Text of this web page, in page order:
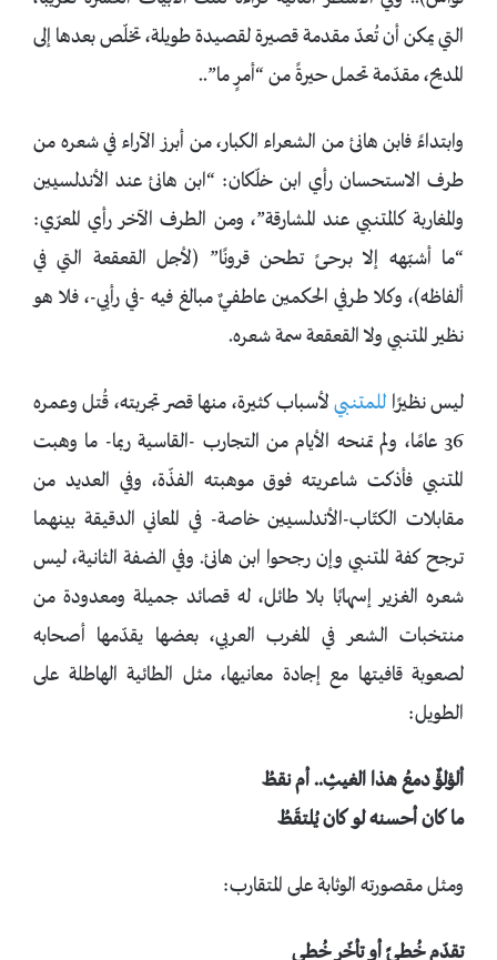
التي يمكن أن تُعدّ مقدمة قصيرة لقصيدة طويلة، تخلّص بعدها إلى
المديح، مقدّمة تحمل حيرةً من “أمرٍ ما”..
وابتداءً فابن هانئ من الشعراء الكبار، من أبرز الآراء في شعره من
طرف الاستحسان رأي ابن خلّكان: “ابن هانئ عند الأندلسيين
والمغاربة كالمتنبي عند المشارقة”، ومن الطرف الآخر رأي المعرّي:
“ما أشبّهه إلا برحىً تطحن قرونًا” (لأجل القعقعة التي في
ألفاظه)، وكلا طرفي الحكمين عاطفيٌ مبالغ فيه -في رأيي-، فلا هو
نظير المتنبي ولا القعقعة سمة شعره.
ليس نظيرًا للمتنبيلأسباب كثيرة، منها قصر تجربته، قُتل وعمره
36 عامًا، ولم تمنحه الأيام من التجارب -القاسية ربما- ما وهبت
المتنبي فأذكت شاعريته فوق موهبته الفذّة، وفي العديد من
مقابلات الكتّاب-الأندلسيين خاصة- في المعاني الدقيقة بينهما
ترجح كفة المتنبي وإن رجحوا ابن هانئ. وفي الضفة الثانية، ليس
شعره الغزير إسهابًا بلا طائل، له قصائد جميلة ومعدودة من
منتخبات الشعر في المغرب العربي، بعضها يقدّمها أصحابه
لصعوبة قافيتها مع إجادة معانيها، مثل الطائية الهاطلة على
الطويل:
ألؤلؤٌ دمعُ هذا الغيثِ.. أم نقطُ
ما كان أحسنه لو كان يُلتقَطُ
ومثل مقصورته الوثابة على المتقارب:
تقدّم خُطىً أو تأخّر خُطى